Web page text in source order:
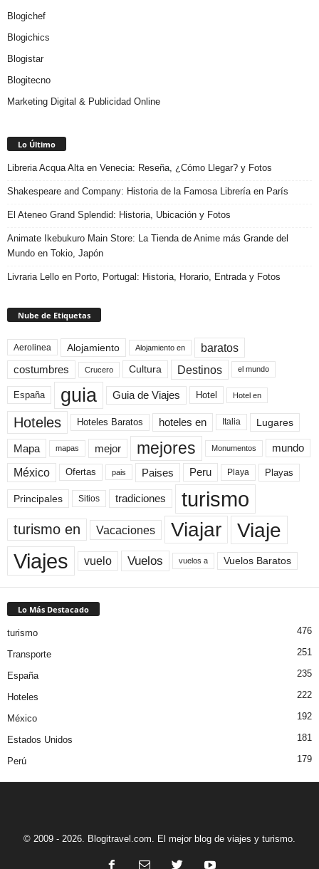
Blogichef
Blogichics
Blogistar
Blogitecno
Marketing Digital & Publicidad Online
Lo Último
Libreria Acqua Alta en Venecia: Reseña, ¿Cómo Llegar? y Fotos
Shakespeare and Company: Historia de la Famosa Librería en París
El Ateneo Grand Splendid: Historia, Ubicación y Fotos
Animate Ikebukuro Main Store: La Tienda de Anime más Grande del
Mundo en Tokio, Japón
Livraria Lello en Porto, Portugal: Historia, Horario, Entrada y Fotos
Nube de Etiquetas
Aerolinea Alojamiento Alojamiento en baratos
costumbres Crucero Cultura Destinos el mundo
España guia Guia de Viajes Hotel Hotel en
Hoteles Hoteles Baratos hoteles en Italia Lugares
Mapa mapas mejor mejores Monumentos mundo
México Ofertas pais Paises Peru Playa Playas
Principales Sitios tradiciones turismo
turismo en Vacaciones Viajar Viaje
Viajes vuelo Vuelos vuelos a Vuelos Baratos
Lo Más Destacado
turismo 476
Transporte 251
España 235
Hoteles 222
México 192
Estados Unidos 181
Perú 179
© 2009 - 2026. Blogitravel.com. El mejor blog de viajes y turismo.